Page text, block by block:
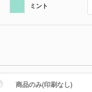
ミント
商品のみ(印刷なし)